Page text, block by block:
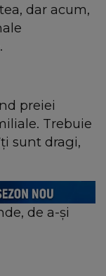
dar acum,
preiei
Trebuie
sunt dragi,
de a-și